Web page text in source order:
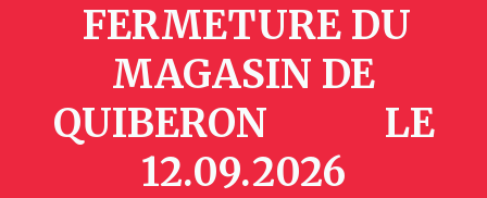
FERMETURE DU
MAGASIN DE
QUIBERON LE
12.09.2026